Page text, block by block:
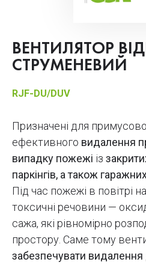
ВЕНТИЛЯТОР
СТРУМЕНЕВИЙ
RJF-DU/DUV
Призначені для
ефективного видалення
випадку пожежі із
паркінгів, а також
Під час пожежі в повітрі
токсичні речовини —
сажа, які рівномірно
простору. Саме тому
забезпечувати